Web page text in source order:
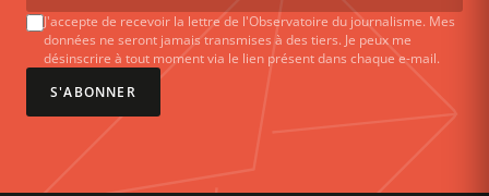
J'accepte de recevoir la lettre de l'Observatoire du journalisme. Mes
données ne seront jamais transmises à des tiers. Je peux me
désinscrire à tout moment via le lien présent dans chaque e-mail.
S'ABONNER